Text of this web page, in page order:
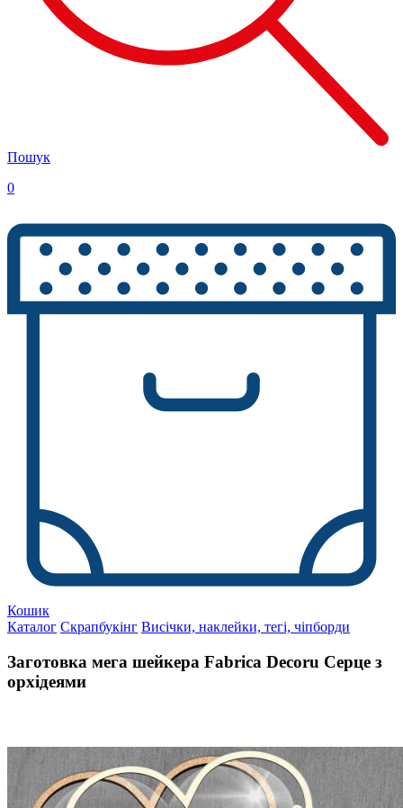
Пошук
0
Кошик
Каталог Скрапбукінг Висічки, наклейки, тегі, чіпборди
Заготовка мега шейкера Fabrica Decoru Серце з
орхідеями